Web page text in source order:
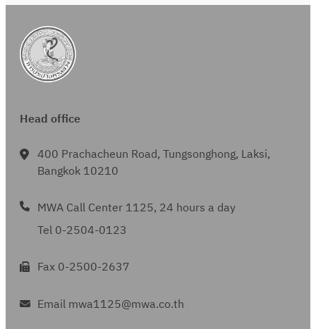
Head office
400 Prachacheun Road, Tungsonghong, Laksi,
Bangkok 10210
MWA Call Center 1125, 24 hours a day
Tel 0-2504-0123
Fax 0-2500-2637
Email mwa1125@mwa.co.th